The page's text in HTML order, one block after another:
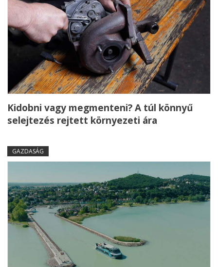
Kidobni vagy megmenteni? A túl könnyű
selejtezés rejtett környezeti ára
GAZDASÁG